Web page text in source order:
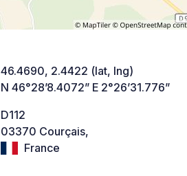
46.4690, 2.4422 (lat, lng)
N 46°28’8.4072” E 2°26’31.776”
D112
03370 Courçais,
France